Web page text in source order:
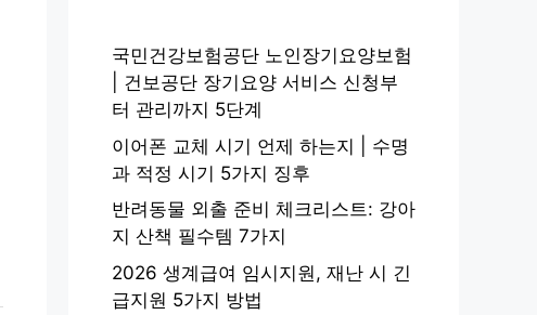
국민건강보험공단 노인장기요양보험
| 건보공단 장기요양 서비스 신청부
터 관리까지 5단계
이어폰 교체 시기 언제 하는지 | 수명
과 적정 시기 5가지 징후
반려동물 외출 준비 체크리스트: 강아
지 산책 필수템 7가지
2026 생계급여 임시지원, 재난 시 긴
급지원 5가지 방법